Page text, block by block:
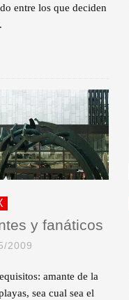
entre los que deciden
y fanáticos
2009
amante de la
sea cual sea el